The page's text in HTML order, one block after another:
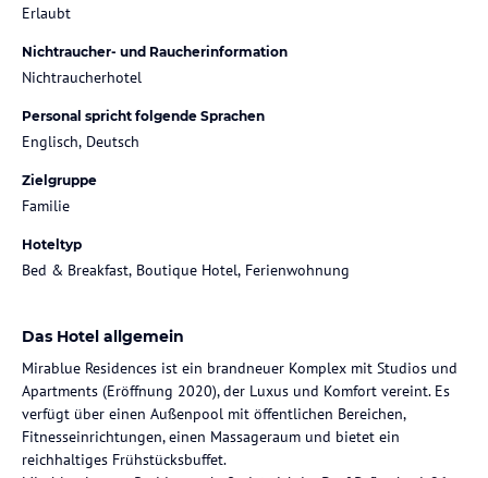
Erlaubt
Nichtraucher- und Raucherinformation
Nichtraucherhotel
Personal spricht folgende Sprachen
Englisch, Deutsch
Zielgruppe
Familie
Hoteltyp
Bed & Breakfast, Boutique Hotel, Ferienwohnung
Das Hotel allgemein
Mirablue Residences ist ein brandneuer Komplex mit Studios und
Apartments (Eröffnung 2020), der Luxus und Komfort vereint. Es
verfügt über einen Außenpool mit öffentlichen Bereichen,
Fitnesseinrichtungen, einen Massageraum und bietet ein
reichhaltiges Frühstücksbuffet.